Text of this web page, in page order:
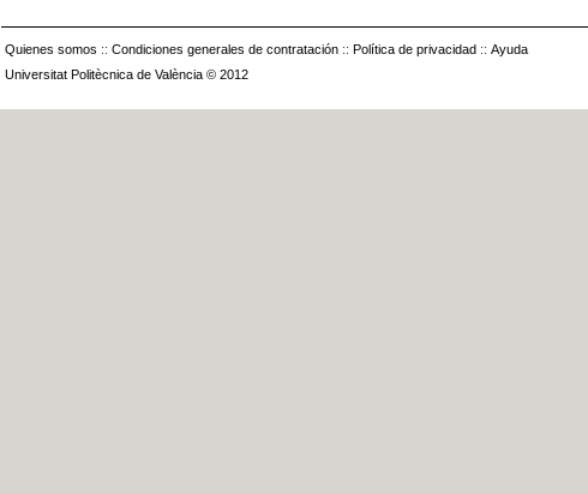
Quienes somos :: Condiciones generales de contratación :: Política de privacidad :: Ayuda
Universitat Politècnica de València © 2012